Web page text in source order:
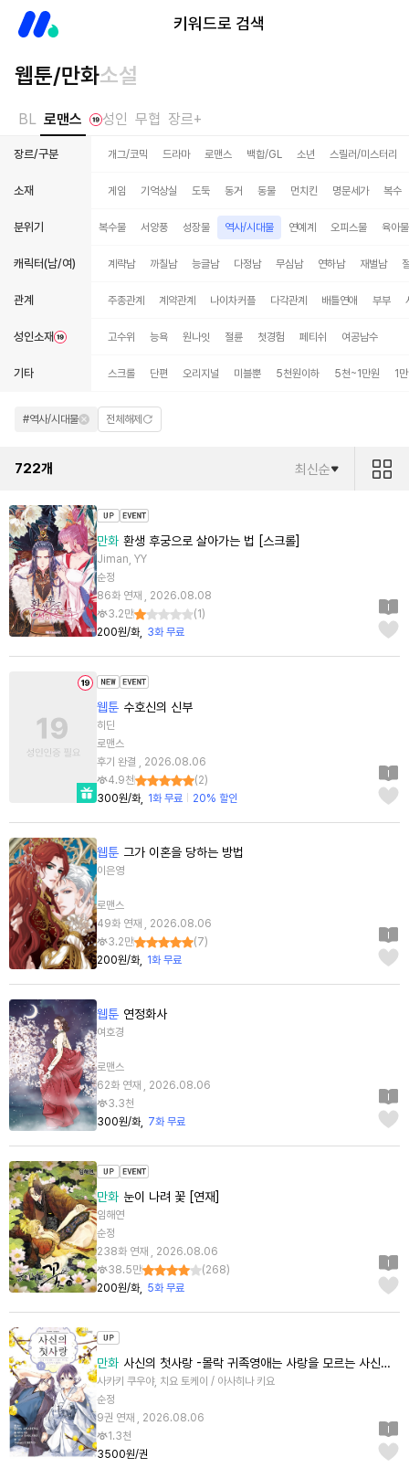
키워드로 검색
웹툰/만화소설
BL 로맨스 성인 무협 장르+
장르/구분 개그/코믹 드라마 로맨스 백합/GL 소년 스릴러/미스터리
소재 게임 기억상실 도둑 동거 동물 먼치킨 명문세가 복수
분위기
느와르 복수물 서양풍 성장물 역사/시대물 연예계 오피스물 육아물
캐릭터(남/여) 계략남 까칠남 능글남 다정남 무심남 연하남 재벌남
관계 주종관계 계약관계 나이차커플 다각관계 배틀연애 부부
성인소재 고수위 능욕 원나잇 절륜 첫경험 페티쉬 여공남수
기타 스크롤 단편 오리지널 미블뿐 5천원이하 5천~1만원 1
#역사/시대물 전체해제
722개 최신순
만화 환생 후궁으로 살아가는 법 [스크롤]
Jiman, YY
순정
86화 연재 , 2026.08.08
3.2만
(1 )
200원/화
3화 무료
웹툰 수호신의 신부
히딘
로맨스
후기 완결 , 2026.08.06
4.9천
(2)
300원/화
1화 무료 20% 할인
웹툰 그가 이혼을 당하는 방법
이은영
로맨스
49화 연재 , 2026.08.06
3.2만
(7)
200원/화
1화 무료
웹툰 연정화사
여호경
로맨스
62화 연재 , 2026.08.06
3.3천
300원/화
7화 무료
만화 눈이 나려 꽃 [연재]
임해연
순정
238화 연재 , 2026.08.06
38.5만
(268)
200원/화
5화 무료
만화 사신의 첫사랑 -몰락 귀족영애는 사랑을 모르는 사신에게 시집간다- [단행본]
사카키 쿠우야, 치요 토케이 / 아사히나 키요
순정
9권 연재 , 2026.08.06
1.3천
3500원/권